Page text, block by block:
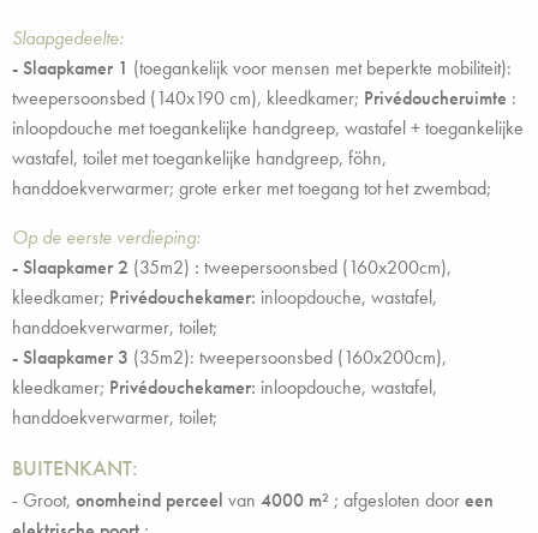
Slaapgedeelte:
- Slaapkamer 1 (toegankelijk voor mensen met beperkte mobiliteit):
tweepersoonsbed (140x190 cm), kleedkamer; Privédoucheruimte :
inloopdouche met toegankelijke handgreep, wastafel + toegankelijke
wastafel, toilet met toegankelijke handgreep, föhn,
handdoekverwarmer; grote erker met toegang tot het zwembad;
Op de eerste verdieping:
- Slaapkamer 2 (35m2) : tweepersoonsbed (160x200cm),
kleedkamer; Privédouchekamer: inloopdouche, wastafel,
handdoekverwarmer, toilet;
- Slaapkamer 3 (35m2): tweepersoonsbed (160x200cm),
kleedkamer; Privédouchekamer: inloopdouche, wastafel,
handdoekverwarmer, toilet;
BUITENKANT:
- Groot, onomheind perceel van 4000 m² ; afgesloten dooreen